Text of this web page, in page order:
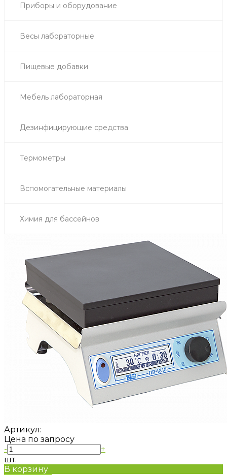
Приборы и оборудование
Весы лабораторные
Пищевые добавки
Мебель лабораторная
Дезинфицирующие средства
Термометры
Вспомогательные материалы
Химия для бассейнов
Артикул:
Цена по запросу
-
+
шт.
В корзину